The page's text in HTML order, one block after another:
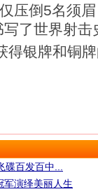
压倒5名须
了世界射击
得银牌和铜
百发百中...
军演绎美丽人生